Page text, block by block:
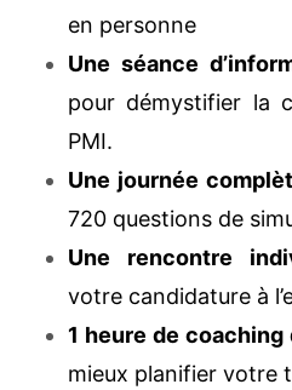
en personne
Une séance
pour démystifier la
PMI.
Une journée
720 questions de
Une rencontre
votre candidature à
1 heure de coaching
mieux planifier votre